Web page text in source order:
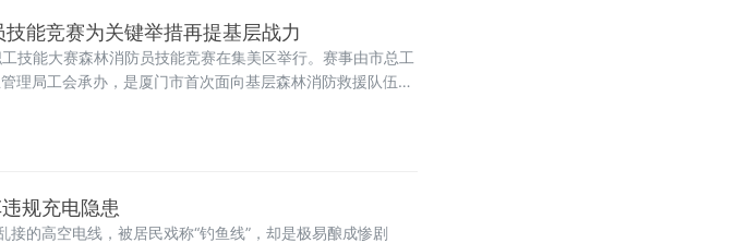
能竞赛为关键举措再提基层战力
技能大赛森林消防员技能竞赛在集美区举行。赛事由市总工
理局工会承办，是厦门市首次面向基层森林消防救援队伍举
规充电隐患
的高空电线，被居民戏称“钓鱼线”，却是极易酿成惨剧